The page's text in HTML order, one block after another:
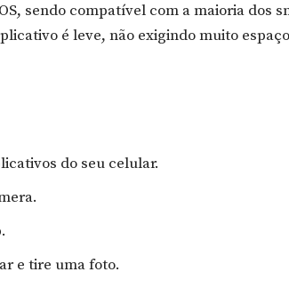
sendo compatível com a maioria dos
é leve, não exigindo muito
do seu celular.
e tire uma foto.